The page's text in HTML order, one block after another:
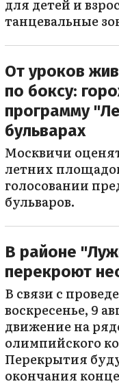
для детей и
танцевальные
От уроков
по боксу:
программу
бульварах
Москвичи
летних
голосовании
бульваров.
В районе
перекроют
В связи с
воскресенье, 9
движение на
олимпийского
Перекрытия
окончания